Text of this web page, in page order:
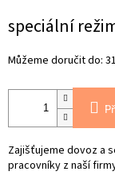
cena:
speciální
Můžeme doručit do:
Zajišťujeme dovoz a
pracovníky z naší